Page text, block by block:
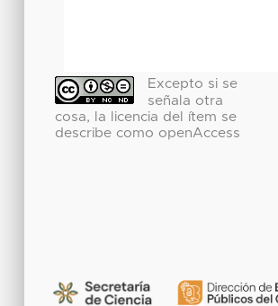
Excepto si se
señala otra
cosa, la licencia del ítem se
describe como openAccess